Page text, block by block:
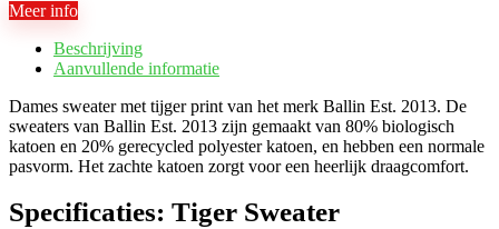
Meer info
Beschrijving
Aanvullende informatie
Dames sweater met tijger print van het merk Ballin Est. 2013. De
sweaters van Ballin Est. 2013 zijn gemaakt van 80% biologisch
katoen en 20% gerecycled polyester katoen, en hebben een normale
pasvorm. Het zachte katoen zorgt voor een heerlijk draagcomfort.
Specificaties: Tiger Sweater